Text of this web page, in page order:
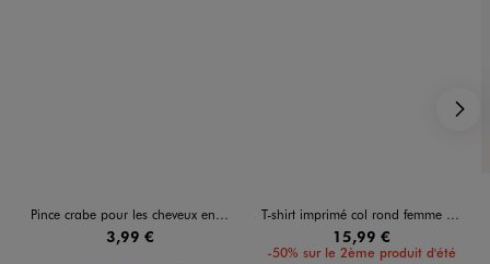
Pince crabe pour les cheveux en résine femme
3,99 €
T-shirt imprimé col rond femme - Céline Dion
15,99 €
-50% sur le 2ème produit d'été